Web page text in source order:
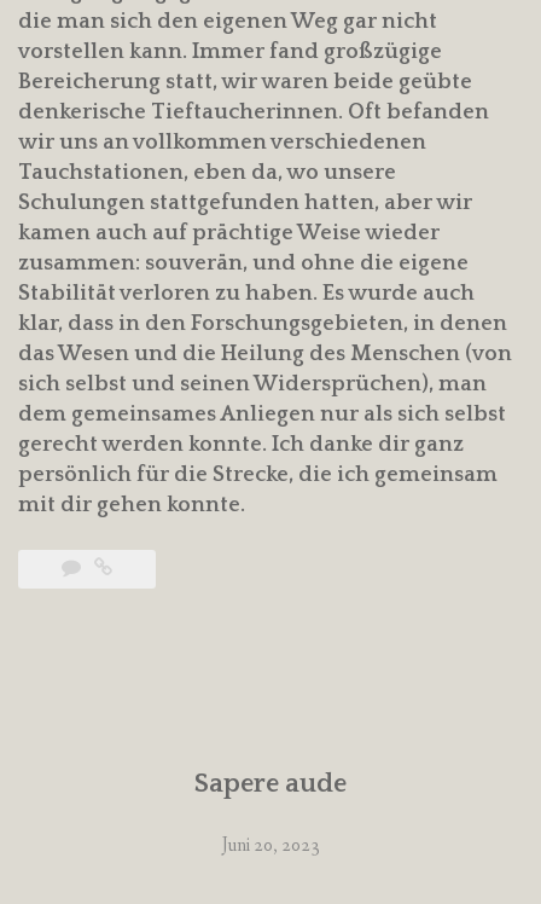
die man sich den eigenen Weg gar nicht
vorstellen kann. Immer fand großzügige
Bereicherung statt, wir waren beide geübte
denkerische Tieftaucherinnen. Oft befanden
wir uns an vollkommen verschiedenen
Tauchstationen, eben da, wo unsere
Schulungen stattgefunden hatten, aber wir
kamen auch auf prächtige Weise wieder
zusammen: souverän, und ohne die eigene
Stabilität verloren zu haben. Es wurde auch
klar, dass in den Forschungsgebieten, in denen
das Wesen und die Heilung des Menschen (von
sich selbst und seinen Widersprüchen), man
dem gemeinsames Anliegen nur als sich selbst
gerecht werden konnte. Ich danke dir ganz
persönlich für die Strecke, die ich gemeinsam
mit dir gehen konnte.
Sapere aude
Juni 20, 2023